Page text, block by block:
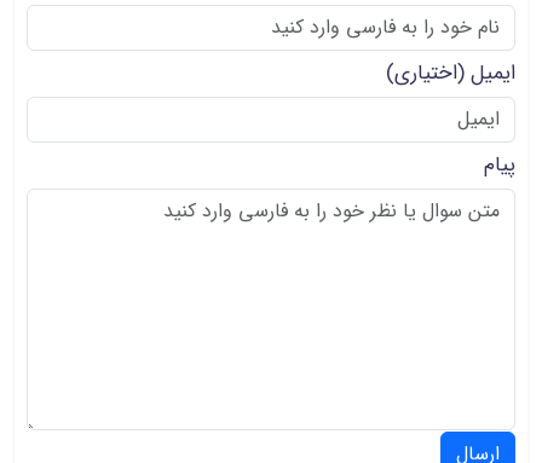
ایمیل(اختیاری)
پیام
ارسال